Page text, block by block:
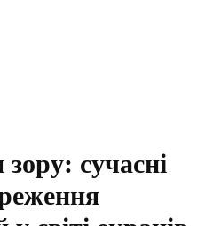
зору: сучасні